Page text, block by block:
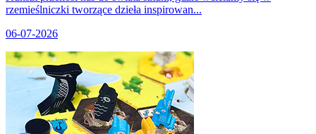
rzemieślniczki tworzące dzieła inspirowan...
06-07-2026